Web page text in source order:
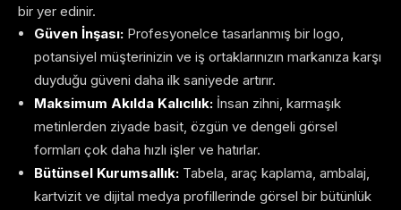
bir yer edinir.
Güven İnşası: Profesyonelce tasarlanmış bir logo,
potansiyel müşterinizin ve iş ortaklarınızın markanıza karşı
duyduğu güveni daha ilk saniyede artırır.
Maksimum Akılda Kalıcılık: İnsan zihni, karmaşık
metinlerden ziyade basit, özgün ve dengeli görsel
formları çok daha hızlı işler ve hatırlar.
Bütünsel Kurumsallık: Tabela, araç kaplama, ambalaj,
kartvizit ve dijital medya profillerinde görsel bir bütünlük